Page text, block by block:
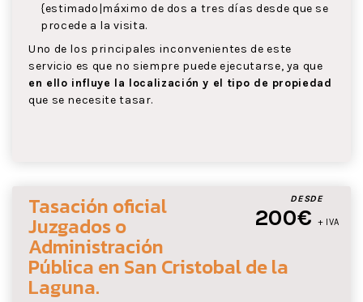
{estimado|máximo de dos a tres días desde que se
procede a la visita.
Uno de los principales inconvenientes de este
servicio es que no siempre puede ejecutarse, ya que
en ello influye la localización y el tipo de propiedad
que se necesite tasar.
DESDE
200€ + IVA
Tasación oficial
Juzgados o
Administración
Pública en San Cristobal de la
Laguna.